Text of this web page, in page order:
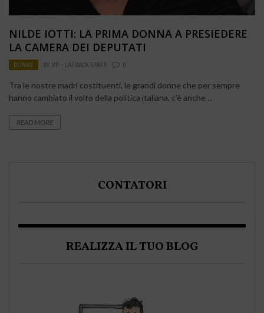
NILDE IOTTI: LA PRIMA DONNA A PRESIEDERE
LA CAMERA DEI DEPUTATI
DONNE BY VP - LAFRACK STAFF 0
Tra le nostre madri costituenti, le grandi donne che per sempre
hanno cambiato il volto della politica italiana, c’è anche ...
READ MORE
CONTATORI
REALIZZA IL TUO BLOG